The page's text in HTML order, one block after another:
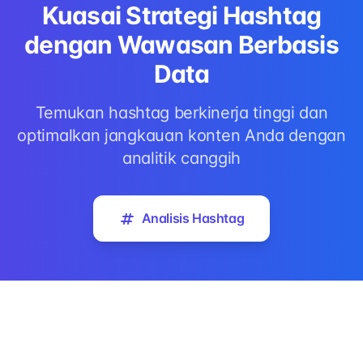
Kuasai Strategi Hashtag
dengan Wawasan Berbasis
Data
Temukan hashtag berkinerja tinggi dan
optimalkan jangkauan konten Anda dengan
analitik canggih
Analisis Hashtag